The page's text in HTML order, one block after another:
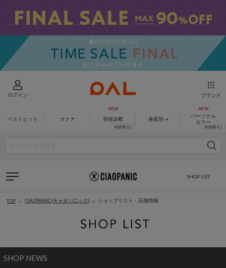
ログイン ブランド
ベストヒット オトナ 骨格診断 身長別
パーソナル
カラー
SHOP LIST
TOP CIAOPANIC(チャオパニック) ショップリスト・店舗情報
SHOP NEWS